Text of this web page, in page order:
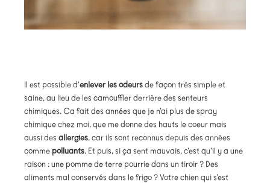
Il est possible d’enlever les odeursde façon très simple et
saine, au lieu de les camouffler derrière des senteurs
chimiques. Ca fait des années que je n’ai plus de spray
chimique chez moi, que me donne des hauts le coeur mais
aussi des allergies, car ils sont reconnus depuis des années
comme polluants. Et puis, si ça sent mauvais, c’est qu’il y a une
raison : une pomme de terre pourrie dans un tiroir ? Des
aliments mal conservés dans le frigo ? Votre chien qui s’est